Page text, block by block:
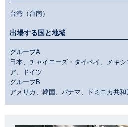
台湾（台南）
出場する国と地域
グループA
日本、チャイニーズ・タイペイ、メキ
ア、ドイツ
グループB
アメリカ、韓国、パナマ、ドミニカ共